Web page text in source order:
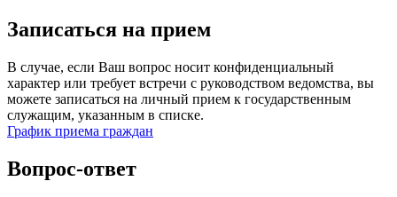
Записаться на прием
В случае, если Ваш вопрос носит конфиденциальный
характер или требует встречи с руководством ведомства, вы
можете записаться на личный прием к государственным
служащим, указанным в списке.
График приема граждан
Вопрос-ответ